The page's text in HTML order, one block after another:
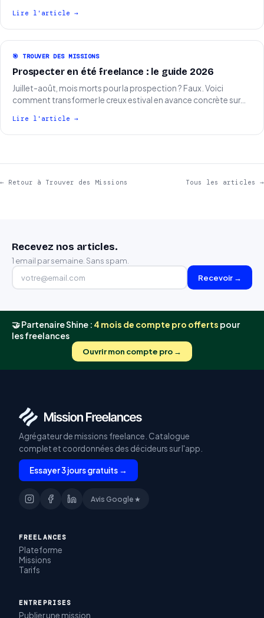
Lire l'article →
🎯 TROUVER DES MISSIONS
Prospecter en été freelance : le guide 2026
Juillet-août, mois morts pour la prospection ? Faux. Voici
comment transformer le creux estival en avance concrète sur…
Lire l'article →
← Retour à Trouver des Missions Tous les articles →
Recevez nos articles.
1 email par semaine. Sans spam.
Recevoir →
🤝 Partenaire Shine : 4 mois de compte pro offerts pour
les freelances
Ouvrir mon compte pro →
Agrégateur de missions freelance. Catalogue
complet et coordonnées des décideurs sur l'app.
Essayer 3 jours gratuits →
Avis Google ★
FREELANCES
Plateforme
Missions
Tarifs
ENTREPRISES
Publier une mission